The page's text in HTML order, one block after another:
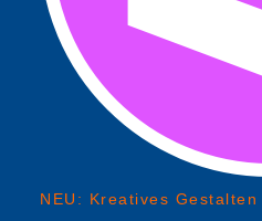
NEU: Kreatives